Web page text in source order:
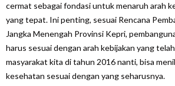
cermat sebagai fondasi untuk menaruh arah
yang tepat. Ini penting, sesuai Rencana
Jangka Menengah Provinsi Kepri,
harus sesuai dengan arah kebijakan yang
masyarakat kita di tahun 2016 nanti, bisa
kesehatan sesuai dengan yang seharusnya.